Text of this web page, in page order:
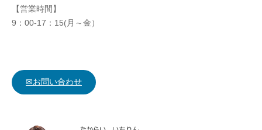
【営業時間】
9：00-17：15(月～金）
✉お問い合わせ